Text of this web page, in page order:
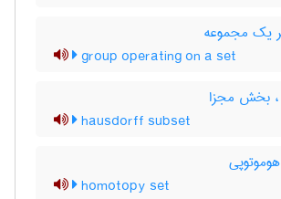
یک مجموعه
group operating on a set
بخش مجزا
hausdorff subset
homotopy set